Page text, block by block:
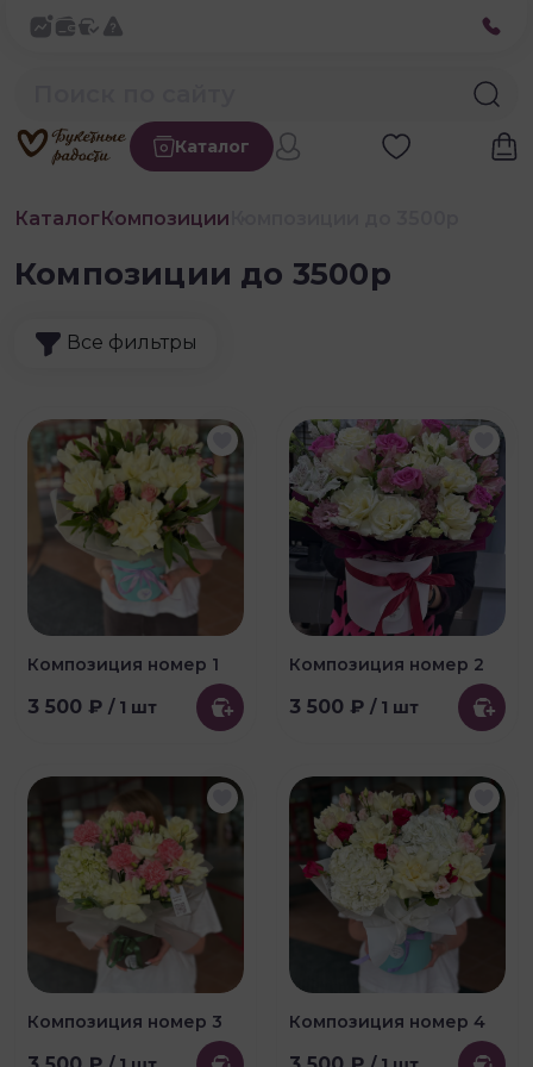
Каталог
КаталогКомпозиции
Композиции до 3500р
Все фильтры
Композиция номер 1
3 500 ₽ / 1 шт
Композиция номер 2
3 500 ₽ / 1 шт
Композиция номер 3 Композиция номер 4